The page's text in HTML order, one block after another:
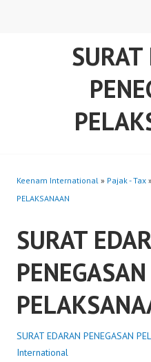
SURAT
Keenam International » Pajak - Tax »
PELAKSANAAN
SURAT
PENEGASAN
SURAT EDARAN PENEGASAN
International